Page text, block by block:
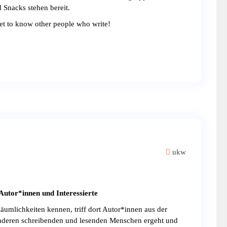
stehen bereit.
to know other people who write!
ukw
und Interessierte
kennen, triff dort Autor*innen aus der
schreibenden und lesenden Menschen ergeht und